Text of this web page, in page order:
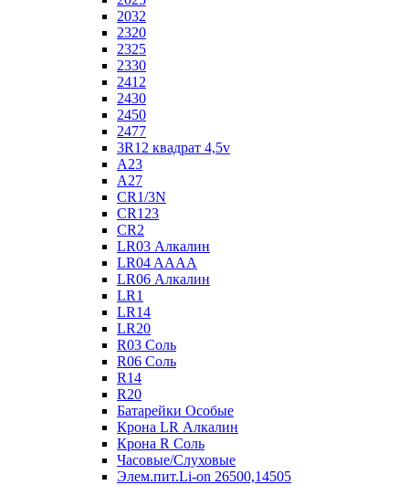
2032
2320
2325
2330
2412
2430
2450
2477
3R12 квадрат 4,5v
A23
A27
CR1/3N
CR123
CR2
LR03 Алкалин
LR04 AAAA
LR06 Алкалин
LR1
LR14
LR20
R03 Соль
R06 Соль
R14
R20
Батарейки Особые
Крона LR Алкалин
Крона R Соль
Часовые/Слуховые
Элем.пит.Li-on 26500,14505